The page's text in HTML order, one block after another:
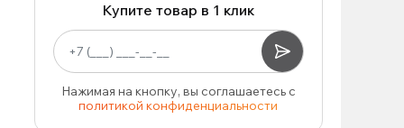
Купите товар в 1 клик
Нажимая на кнопку, вы соглашаетесь с
политикой конфиденциальности